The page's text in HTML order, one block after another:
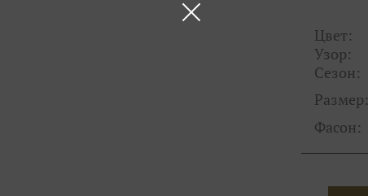
Цвет:
Узор:
Сезон:
Размер:
Фасон: